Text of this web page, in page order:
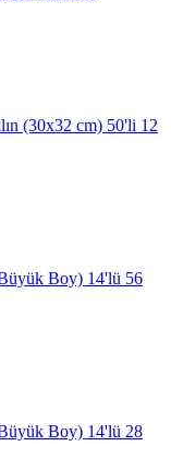
(30x32 cm) 50'li 12
Boy) 14'lü 56
Boy) 14'lü 28